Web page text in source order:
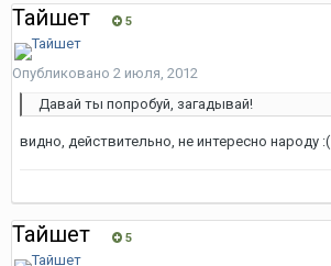
Тайшет 5
Опубликовано 2 июля, 2012
Давай ты попробуй, загадывай!
видно, действительно, не интересно народу :(
Тайшет 5